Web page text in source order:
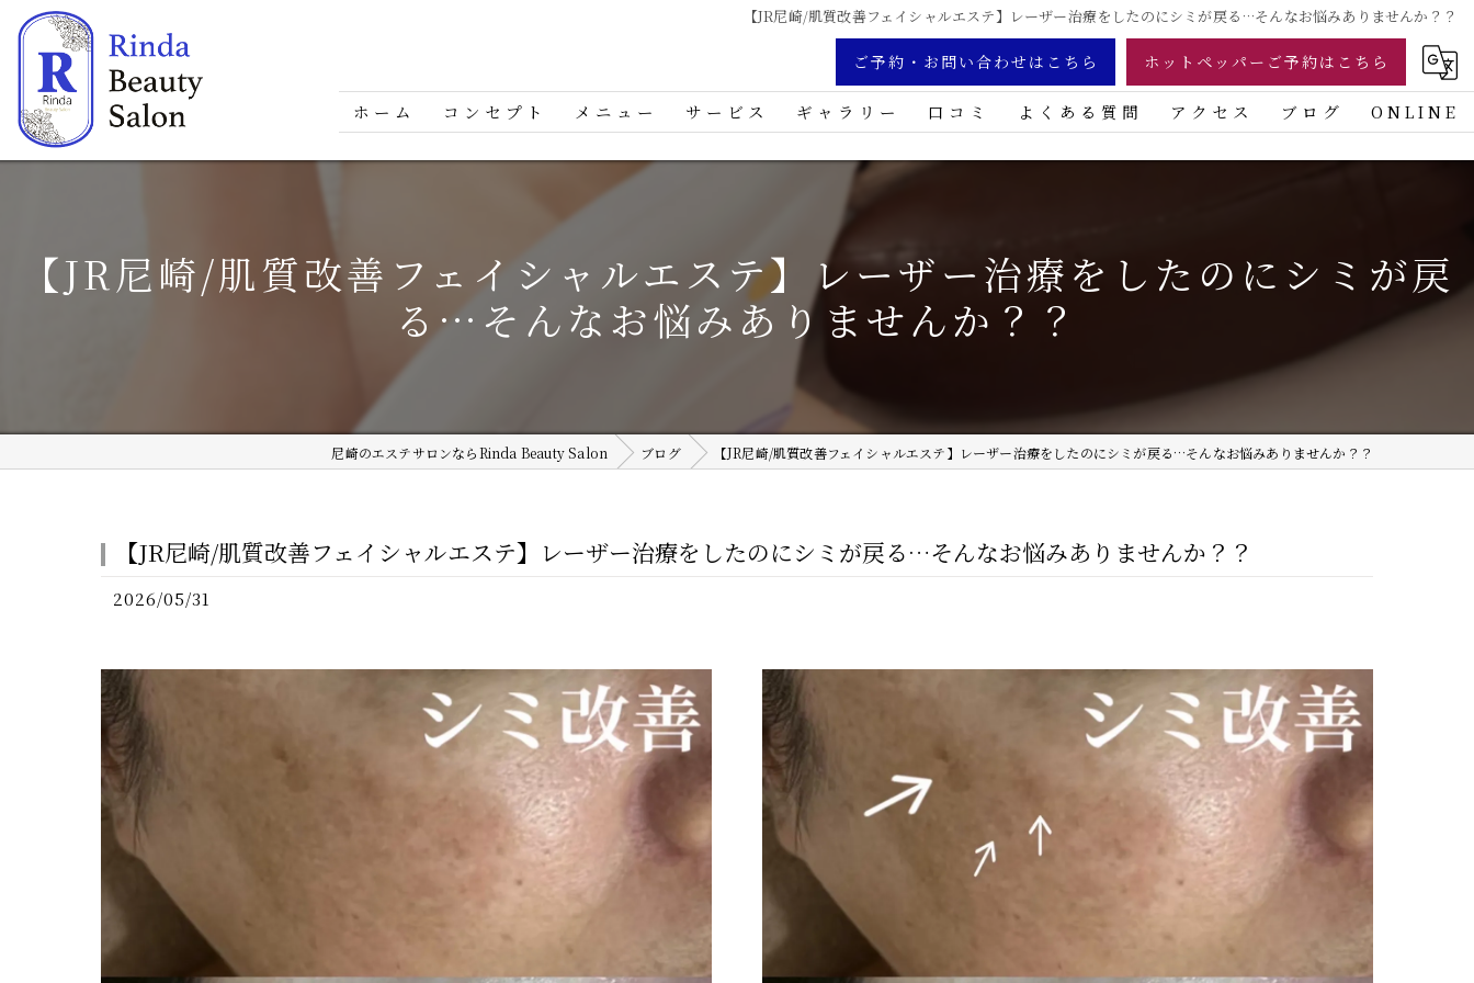
【JR尼崎/肌質改善フェイシャルエステ】レーザー治療をしたのにシミが戻る…そんなお悩みありませんか？？
ご予約・お問い合わせはこちら ホットペッパーご予約はこちら
ホーム コンセプト メニュー サービス
その他メニュー
ギャラリー 口コミ よくある質問 アクセス ブログ ONLINE
【JR尼崎/肌質改善フェイシャルエステ】レーザー治療をしたのにシミが戻
る…そんなお悩みありませんか？？
尼崎のエステサロンならRinda Beauty Salon ブログ 【JR尼崎/肌質改善フェイシャルエステ】レーザー治療をしたのにシミが戻る…そんなお悩みありませんか？？
【JR尼崎/肌質改善フェイシャルエステ】レーザー治療をしたのにシミが戻る…そんなお悩みありませんか？？
2026/05/31